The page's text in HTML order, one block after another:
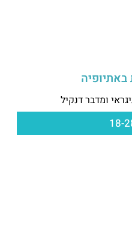
ומדבר דנקיל
18-